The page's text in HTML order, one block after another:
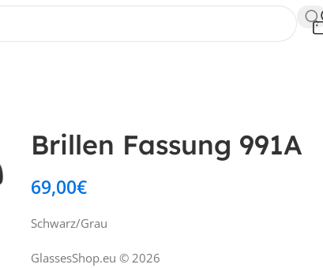
Brillen Fassung 991A
69,00€
Schwarz/Grau
GlassesShop.eu © 2026